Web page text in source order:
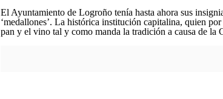
El Ayuntamiento de Logroño tenía hasta ahora sus
‘medallones’. La histórica institución capitalina, quien
pan y el vino tal y como manda la tradición a causa de